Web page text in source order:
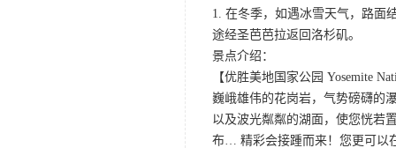
1. 在冬季，如遇冰雪天气，路面
途经圣芭芭拉返回洛杉矶。
景点介绍：
【优胜美地国家公园 Yosemite
巍峨雄伟的花岗岩，气势磅礴的
以及波光粼粼的湖面，使您恍若
布… 精彩会接踵而来！您更可以